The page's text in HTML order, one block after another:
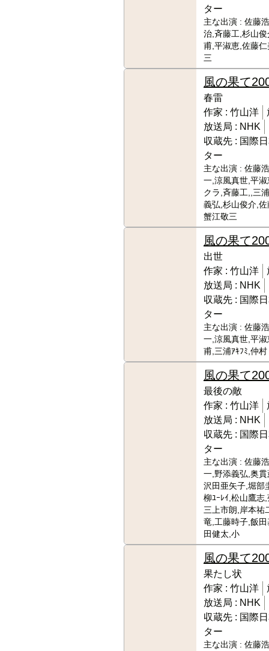
ター
主な出演 : 佐藤
治,斉藤工,杉山
甫,平淑恵,佐藤
三
風の果て
春雷
作家 : 竹山洋
放送局 : NHK
収蔵先 : 国際
ター
主な出演 : 佐藤
一,涼風真世,平
クラ,斉藤工,,三
義弘,杉山俊介,
蟹江敬三
風の果て
出世
作家 : 竹山洋
放送局 : NHK
収蔵先 : 国際
ター
主な出演 : 佐藤
一,涼風真世,平
甫,三浦ｱｷﾌﾐ,仲
風の果て
最後の敵
作家 : 竹山洋
放送局 : NHK
収蔵先 : 国際
ター
主な出演 : 佐藤
一,野添義弘,奥
沢田亜矢子,堀部
柳ﾕｰﾚｲ,松山鷹志
三上市朗,岸本祐
竜,工藤時子,飯
田健太,小
風の果て
果たし状
作家 : 竹山洋
放送局 : NHK
収蔵先 : 国際
ター
主な出演 : 佐藤